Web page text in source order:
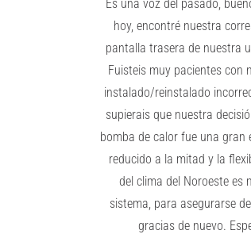
Es una voz del pasado,
hoy, encontré nuestra
pantalla trasera de nuestra
Fuisteis muy pacientes con
instalado/reinstalado
supierais que nuestra
bomba de calor fue una gran
reducido a la mitad y la
del clima del Noroeste es
sistema, para asegurarse
gracias de nuevo.